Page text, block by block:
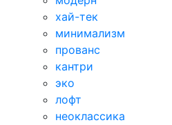
хай-тек
минимализм
прованс
кантри
эко
лофт
неоклассика